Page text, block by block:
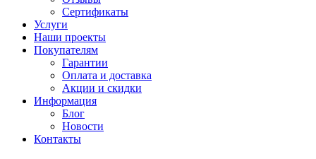
Сертификаты
Услуги
Наши проекты
Покупателям
Гарантии
Оплата и доставка
Акции и скидки
Информация
Блог
Новости
Контакты